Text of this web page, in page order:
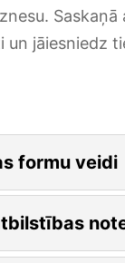
un jāiesniedz
formu veidi